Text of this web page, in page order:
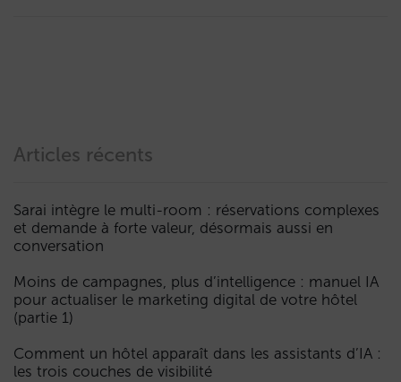
Articles récents
Sarai intègre le multi-room : réservations complexes
et demande à forte valeur, désormais aussi en
conversation
Moins de campagnes, plus d’intelligence : manuel IA
pour actualiser le marketing digital de votre hôtel
(partie 1)
Comment un hôtel apparaît dans les assistants d’IA :
les trois couches de visibilité